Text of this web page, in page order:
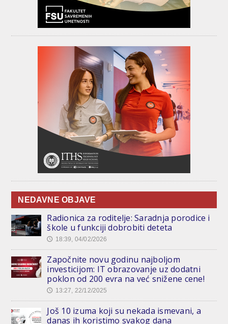
NEDAVNE OBJAVE
Radionica za roditelje: Saradnja porodice i
škole u funkciji dobrobiti deteta
🕔 18:39, 04/02/2026
Započnite novu godinu najboljom
investicijom: IT obrazovanje uz dodatni
poklon od 200 evra na već snižene cene!
🕔 13:27, 22/12/2025
Još 10 izuma koji su nekada ismevani, a
danas ih koristimo svakog dana